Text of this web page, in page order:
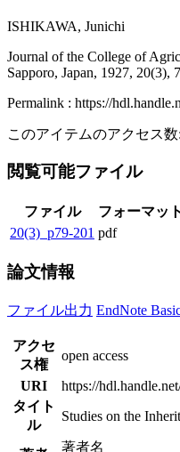
ISHIKAWA, Junichi
Journal of the College of
Sapporo, Japan, 1927, 20(3),
Permalink : https://
このアイテムのアクセス数:
閲覧可能ファイル
ファイル フォーマット
20(3)_p79-201 pdf
論文情報
ファイル出力 EndNote
アクセ
ス権
open access
URI
https://
タイト
ル
Studies on the
著者名